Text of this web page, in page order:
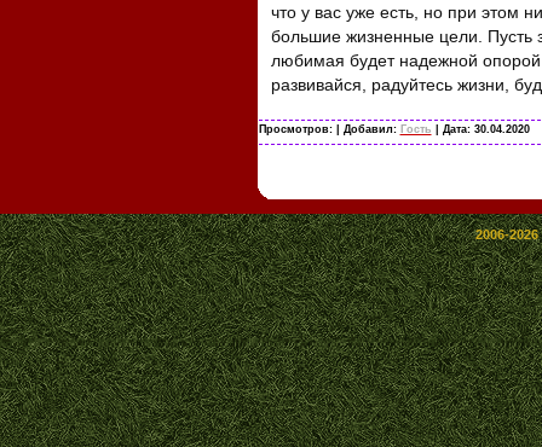
что у вас уже есть, но при этом
большие жизненные цели. Пусть
любимая будет надежной
развивайся, радуйтесь жизни,
Просмотров: | Добавил: Гость | Дата: 30.04.2020
2006-